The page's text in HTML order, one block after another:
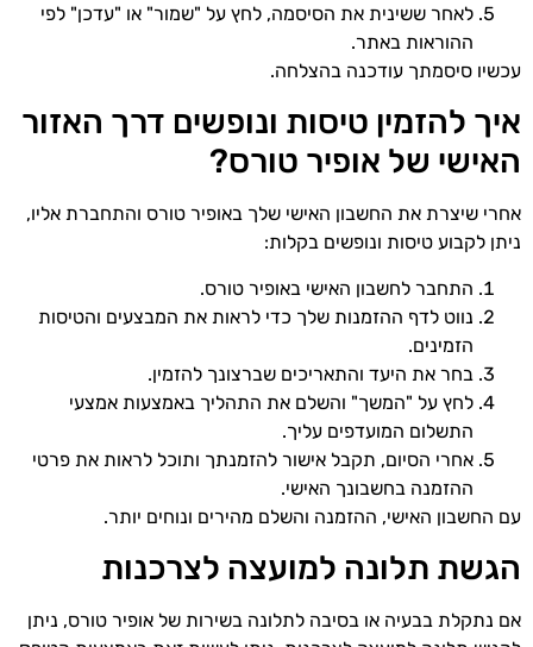
לאחר ששינית את הסיסמה, לחץ על "שמור" או "עדכן" לפי
ההוראות באתר.
עכשיו סיסמתך עודכנה בהצלחה.
איך להזמין טיסות ונופשים דרך האזור
האישי של אופיר טורס?
אחרי שיצרת את החשבון האישי שלך באופיר טורס והתחברת אליו,
ניתן לקבוע טיסות ונופשים בקלות:
התחבר לחשבון האישי באופיר טורס.
נווט לדף ההזמנות שלך כדי לראות את המבצעים והטיסות
הזמינים.
בחר את היעד והתאריכים שברצונך להזמין.
לחץ על "המשך" והשלם את התהליך באמצעות אמצעי
התשלום המועדפים עליך.
אחרי הסיום, תקבל אישור להזמנתך ותוכל לראות את פרטי
ההזמנה בחשבונך האישי.
עם החשבון האישי, ההזמנה והשלם מהירים ונוחים יותר.
הגשת תלונה למועצה לצרכנות
אם נתקלת בבעיה או בסיבה לתלונה בשירות של אופיר טורס, ניתן